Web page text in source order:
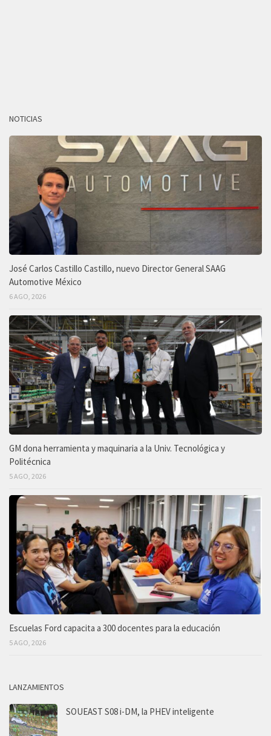
NOTICIAS
José Carlos Castillo Castillo, nuevo Director General SAAG
Automotive México
6 AGO, 2026
GM dona herramienta y maquinaria a la Univ. Tecnológica y
Politécnica
5 AGO, 2026
Escuelas Ford capacita a 300 docentes para la educación
5 AGO, 2026
LANZAMIENTOS
SOUEAST S08 i-DM, la PHEV inteligente